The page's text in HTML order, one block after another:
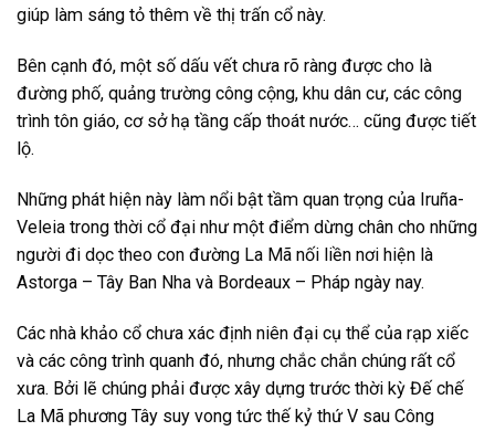
giúp làm sáng tỏ thêm về thị trấn cổ này.
Bên cạnh đó, một số dấu vết chưa rõ ràng được cho là
đường phố, quảng trường công cộng, khu dân cư, các công
trình tôn giáo, cơ sở hạ tầng cấp thoát nước… cũng được tiết
lộ.
Những phát hiện này làm nổi bật tầm quan trọng của Iruña-
Veleia trong thời cổ đại như một điểm dừng chân cho những
người đi dọc theo con đường La Mã nối liền nơi hiện là
Astorga – Tây Ban Nha và Bordeaux – Pháp ngày nay.
Các nhà khảo cổ chưa xác định niên đại cụ thể của rạp xiếc
và các công trình quanh đó, nhưng chắc chắn chúng rất cổ
xưa. Bởi lẽ chúng phải được xây dựng trước thời kỳ Đế chế
La Mã phương Tây suy vong tức thế kỷ thứ V sau Công